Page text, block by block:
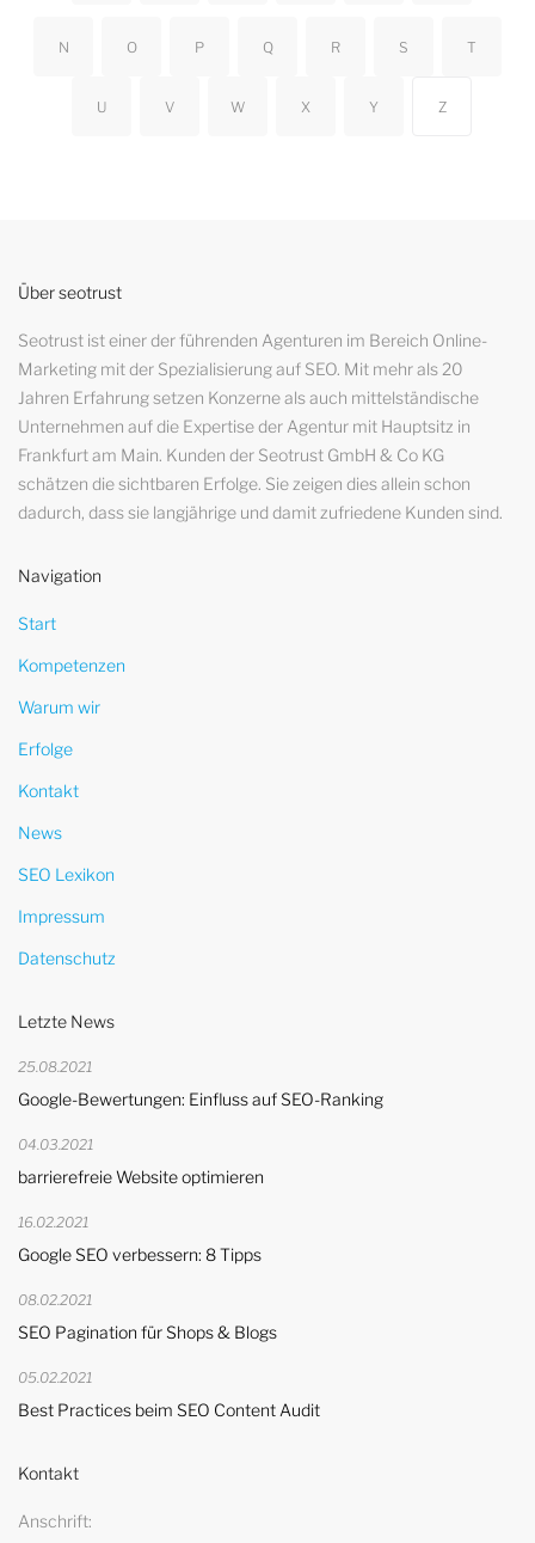
N O P Q R S T
U V W X Y Z
Über seotrust
Seotrust ist einer der führenden Agenturen im Bereich Online-
Marketing mit der Spezialisierung auf SEO. Mit mehr als 20
Jahren Erfahrung setzen Konzerne als auch mittelständische
Unternehmen auf die Expertise der Agentur mit Hauptsitz in
Frankfurt am Main. Kunden der Seotrust GmbH & Co KG
schätzen die sichtbaren Erfolge. Sie zeigen dies allein schon
dadurch, dass sie langjährige und damit zufriedene Kunden sind.
Navigation
Start
Kompetenzen
Warum wir
Erfolge
Kontakt
News
SEO Lexikon
Impressum
Datenschutz
Letzte News
25.08.2021
Google-Bewertungen: Einfluss auf SEO-Ranking
04.03.2021
barrierefreie Website optimieren
16.02.2021
Google SEO verbessern: 8 Tipps
08.02.2021
SEO Pagination für Shops & Blogs
05.02.2021
Best Practices beim SEO Content Audit
Kontakt
Anschrift